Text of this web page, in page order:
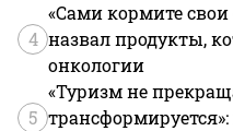
4
«Сами кормите
назвал продукты,
онкологии
5
«Туризм не